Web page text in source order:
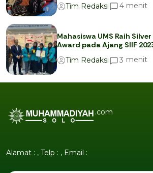
Tim Redaksi
4 menit
Mahasiswa UMS Raih
Award pada Ajang SIIF
Tim Redaksi
3 menit
.com
Alamat : , Telp : , Email :